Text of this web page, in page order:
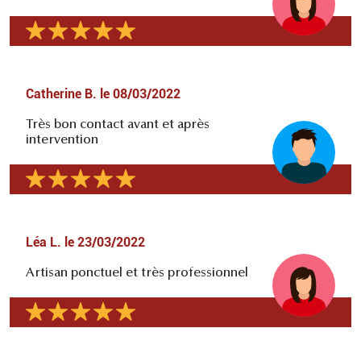
Catherine B. le 08/03/2022
Très bon contact avant et après
intervention
Léa L. le 23/03/2022
Artisan ponctuel et très professionnel